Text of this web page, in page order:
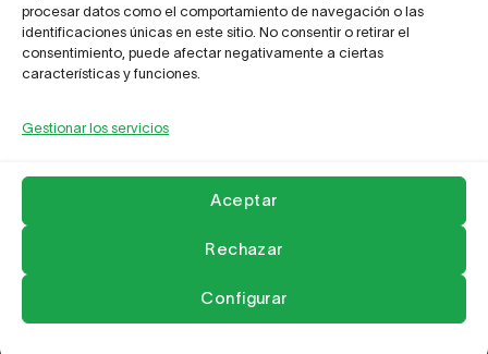
procesar datos como el comportamiento de navegación o las
identificaciones únicas en este sitio. No consentir o retirar el
consentimiento, puede afectar negativamente a ciertas
características y funciones.
Gestionar los servicios
Aceptar
Rechazar
Configurar
La Empresa
Aviso legal y Politica de privacidad